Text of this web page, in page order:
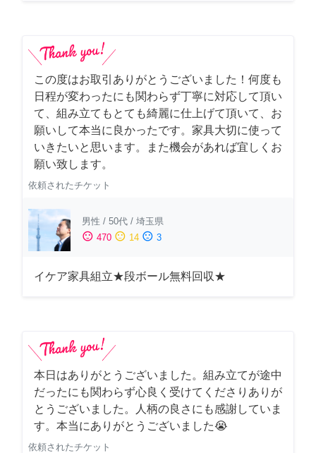
この度はお取引ありがとうございました！何度も
日程が変わったにも関わらず丁寧に対応して頂い
て、組み立てもとても綺麗に仕上げて頂いて、お
願いして本当に良かったです。家具大切に使って
いきたいと思います。また機会があれば宜しくお
願い致します。
依頼されたチケット
男性 / 50代 / 埼玉県
sentiment_satisfied 470 sentiment_neutral 14 sentiment_dissatisfied 3
イケア家具組立★段ボール無料回収★
本日はありがとうございました。組み立てが途中
だったにも関わらず心良く受けてくださりありが
とうございました。人柄の良さにも感謝していま
す。本当にありがとうございました😭
依頼されたチケット